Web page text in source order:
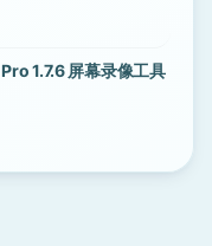
1.7.6 屏幕录像工具